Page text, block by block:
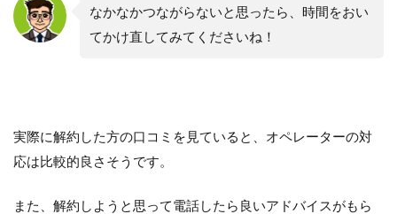
なかなかつながらないと思ったら、時間をおい
てかけ直してみてくださいね！
実際に解約した方の口コミを見ていると、オペレーターの対
応は比較的良さそうです。
また、解約しようと思って電話したら良いアドバイスがもら